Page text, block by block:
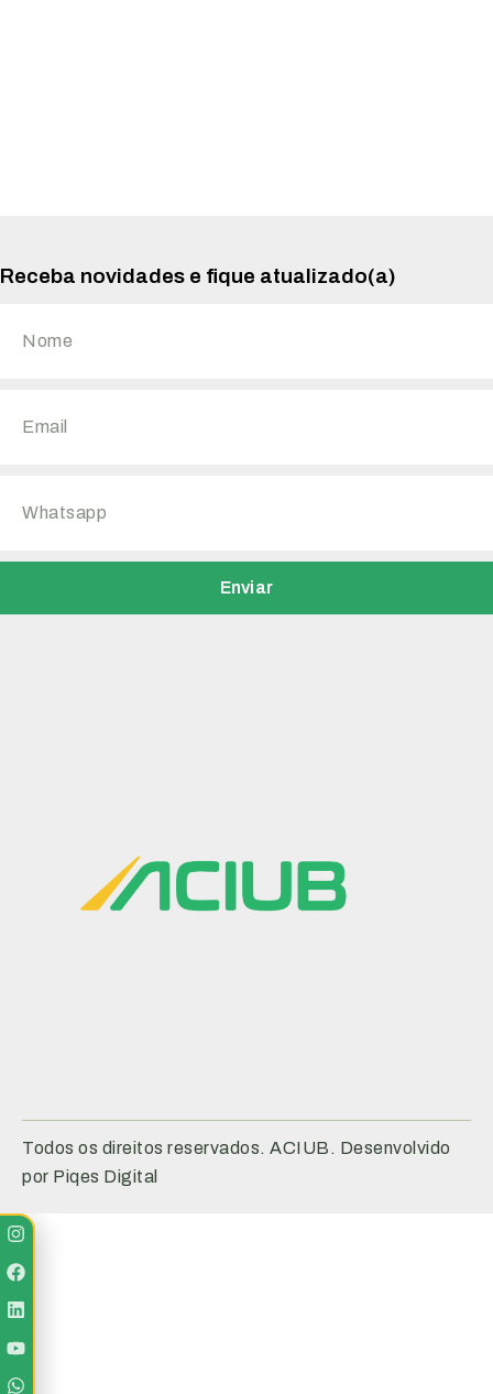
Receba novidades e fique atualizado(a)
Enviar
Todos os direitos reservados. ACIUB. Desenvolvido
por Piqes Digital